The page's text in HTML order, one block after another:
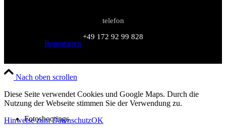
Reportagen
Fotoshootings
telefon
+49 172 92 99 828
Nach oben scrollen
Diese Seite verwendet Cookies und Google Maps. Durch die
Nutzung der Webseite stimmen Sie der Verwendung zu.
Hinweise zum DatenschutzOK